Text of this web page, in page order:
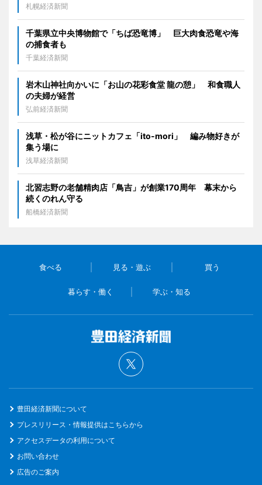
札幌経済新聞
千葉県立中央博物館で「ちば恐竜博」 巨大肉食恐竜や海
の捕食者も
千葉経済新聞
岩木山神社向かいに「お山の花彩食堂 龍の憩」 和食職人
の夫婦が経営
弘前経済新聞
浅草・松が谷にニットカフェ「ito-mori」 編み物好きが
集う場に
浅草経済新聞
北習志野の老舗精肉店「鳥吉」が創業170周年 幕末から
続くのれん守る
船橋経済新聞
食べる 見る・遊ぶ 買う
暮らす・働く 学ぶ・知る
豊田経済新聞について
プレスリリース・情報提供はこちらから
アクセスデータの利用について
お問い合わせ
広告のご案内